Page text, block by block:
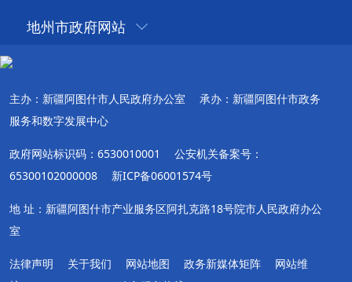
地州市政府网站
主办：新疆阿图什市人民政府办公室
承办：新疆阿图什市政务
服务和数字发展中心
政府网站标识码：6530010001
公安机关备案号：
65300102000008
新ICP备06001574号
地 址：新疆阿图什市产业服务区阿扎克路18号院市人民政府办公
室
法律声明 关于我们 网站地图 政务新媒体矩阵
网站维